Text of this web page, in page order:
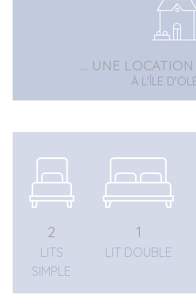
... UNE
À L'ÎLE
2
LITS
SIMPLE
1
LIT DOUBLE